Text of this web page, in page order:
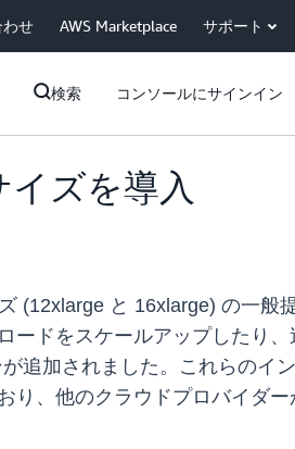
わせ AWS Marketplace サポート
検索 コンソールにサインイン
ズを導入
(12xlarge と 16xlarge) の一般
ードをスケールアップしたり
追加されました。これらのイン
り、他のクラウドプロバイダー